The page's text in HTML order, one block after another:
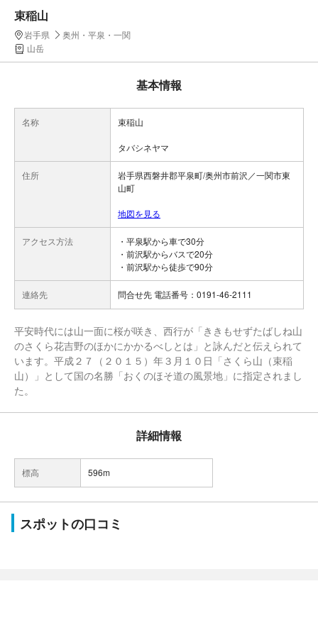
束稲山
岩手県
奥州・平泉・一関
山岳
基本情報
名称 束稲山
タバシネヤマ
住所
岩手県西磐井郡平泉町/奥州市前沢／一関市東
山町
地図を見る
アクセス方法
・平泉駅から車で30分
・前沢駅からバスで20分
・前沢駅から徒歩で90分
連絡先 問合せ先 電話番号：0191-46-2111
平安時代には山一面に桜が咲き、西行が「ききもせずたばしね山
のさくら花吉野のほかにかかるべしとは」と詠んだと伝えられて
います。平成２７（２０１５）年３月１０日「さくら山（束稲
山）」として国の名勝「おくのほそ道の風景地」に指定されまし
た。
詳細情報
標高 596m
スポットの口コミ